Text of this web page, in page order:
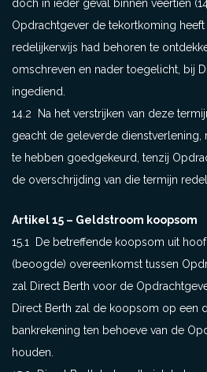
doch in ieder geval binnen veertien
Opdrachtgever de tekortkoming heeft
redelijkerwijs had behoren te
omschreven en nader toegelicht, bij
ingediend.
14.2 Na het verstrijken van deze
geacht de geleverde dienstverlening,
te hebben goedgekeurd, tenzij
de overschrijding van die termijn
Artikel 15 – Geldstroom koopsom
15.1 De betreffende koopsom uit
(beoogde) overeenkomst tussen
zal Direct Berth voor de
Direct Berth zal de koopsom op een
bankrekening ten behoeve van de
houden.